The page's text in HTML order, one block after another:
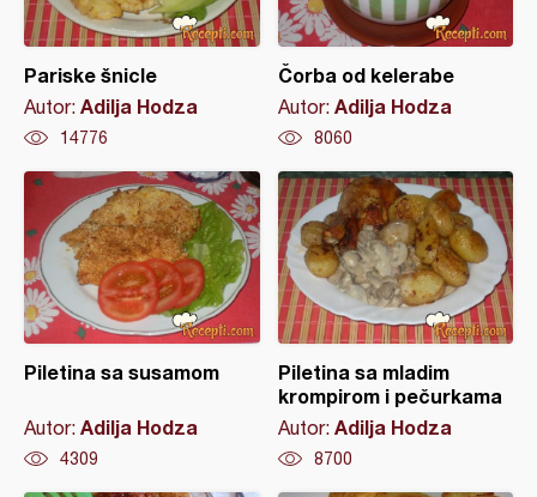
Pariske šnicle
Autor: Adilja Hodza
14776
Čorba od kelerabe
Autor: Adilja Hodza
8060
Piletina sa susamom
Autor: Adilja Hodza
4309
Piletina sa mladim
krompirom i pečurkama
Autor: Adilja Hodza
8700